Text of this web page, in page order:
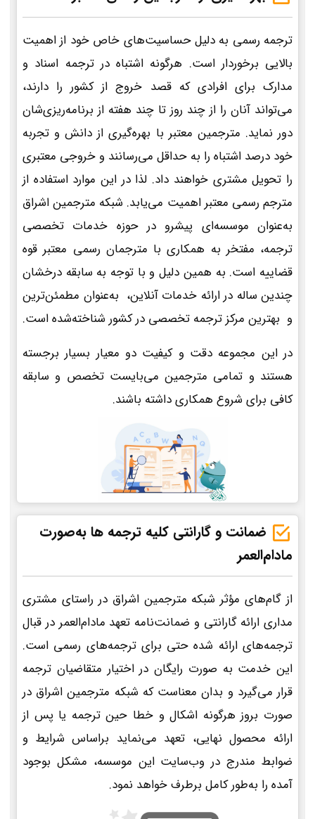
ترجمه رسمی به دلیل حساسیت‌های خاص خود از اهمیت
بالایی برخوردار است. هرگونه اشتباه در ترجمه اسناد و
مدارک برای افرادی که قصد خروج از کشور را دارند،
می‌تواند آنان را از چند روز تا چند هفته از برنامه‌ریزی‌شان
دور نماید. مترجمین معتبر با بهره‌گیری از دانش و تجربه
خود درصد اشتباه را به حداقل می‌رسانند و خروجی معتبری
را تحویل مشتری خواهند داد. لذا در این موارد استفاده از
مترجم رسمی معتبر اهمیت می‌یابد. شبکه مترجمین اشراق
به‌عنوان موسسه‌ای پیشرو در حوزه خدمات تخصصی
ترجمه، مفتخر به همکاری با مترجمان رسمی معتبر قوه
قضاییه است. به همین دلیل و با توجه به سابقه درخشان
چندین ساله در ارائه خدمات آنلاین، به‌عنوان مطمئن‌ترین
و بهترین مرکز ترجمه تخصصی در کشور شناخته‌شده است.
در این مجموعه دقت و کیفیت دو معیار بسیار برجسته
هستند و تمامی مترجمین می‌بایست تخصص و سابقه
کافی برای شروع همکاری داشته باشند.
ضمانت و گارانتی کلیه ترجمه ها به‌صورت
مادام‌العمر
از گام‌های مؤثر شبکه مترجمین اشراق در راستای مشتری
مداری ارائه گارانتی و ضمانت‌نامه تعهد مادام‌العمر در قبال
ترجمه‌های ارائه شده حتی برای ترجمه‌های رسمی است.
این خدمت به صورت رایگان در اختیار متقاضیان ترجمه
قرار می‌گیرد و بدان معناست که شبکه مترجمین اشراق در
صورت بروز هرگونه اشکال و خطا حین ترجمه یا پس از
ارائه محصول نهایی، تعهد می‌نماید براساس شرایط و
ضوابط مندرج در وب‌سایت این موسسه، مشکل بوجود
آمده را به‌طور کامل برطرف خواهد نمود.